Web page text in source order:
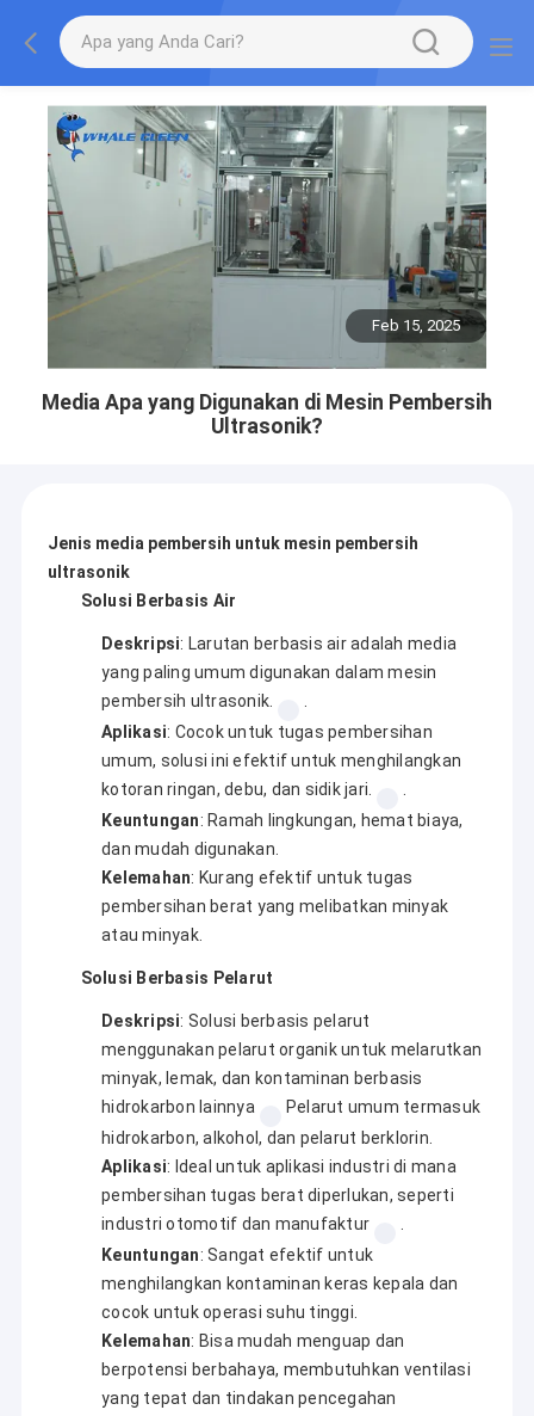
Feb 15, 2025
Media Apa yang Digunakan di Mesin Pembersih
Ultrasonik?
Jenis media pembersih untuk mesin pembersih
ultrasonik
Solusi Berbasis Air
Deskripsi: Larutan berbasis air adalah media
yang paling umum digunakan dalam mesin
pembersih ultrasonik.
.
Aplikasi: Cocok untuk tugas pembersihan
umum, solusi ini efektif untuk menghilangkan
kotoran ringan, debu, dan sidik jari.
.
Keuntungan: Ramah lingkungan, hemat biaya,
dan mudah digunakan.
Kelemahan: Kurang efektif untuk tugas
pembersihan berat yang melibatkan minyak
atau minyak.
Solusi Berbasis Pelarut
Deskripsi: Solusi berbasis pelarut
menggunakan pelarut organik untuk melarutkan
minyak, lemak, dan kontaminan berbasis
hidrokarbon lainnya
Pelarut umum termasuk
hidrokarbon, alkohol, dan pelarut berklorin.
Aplikasi: Ideal untuk aplikasi industri di mana
pembersihan tugas berat diperlukan, seperti
industri otomotif dan manufaktur
.
Keuntungan: Sangat efektif untuk
menghilangkan kontaminan keras kepala dan
cocok untuk operasi suhu tinggi.
Kelemahan: Bisa mudah menguap dan
berpotensi berbahaya, membutuhkan ventilasi
yang tepat dan tindakan pencegahan